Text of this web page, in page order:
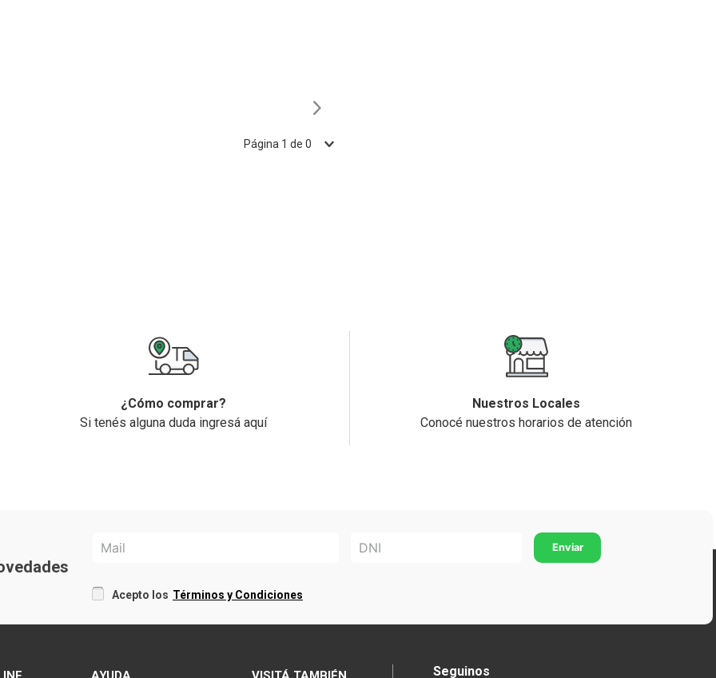
Página 1 de 0
¿Cómo comprar?
Si tenés alguna duda ingresá aquí
Nuestros Locales
Conocé nuestros horarios de atención
Acepto los Términos y Condiciones
Seguinos